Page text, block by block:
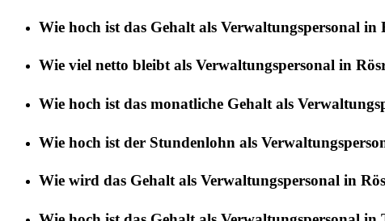
Wie hoch ist das Gehalt als Verwaltungspersonal in
Wie viel netto bleibt als Verwaltungspersonal in
Wie hoch ist das monatliche Gehalt als
Wie hoch ist der Stundenlohn als
Wie wird das Gehalt als Verwaltungspersonal in